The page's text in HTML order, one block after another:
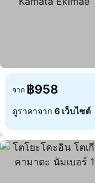
จาก ฿958
ดูราคาจาก 6 เว็บไซต์